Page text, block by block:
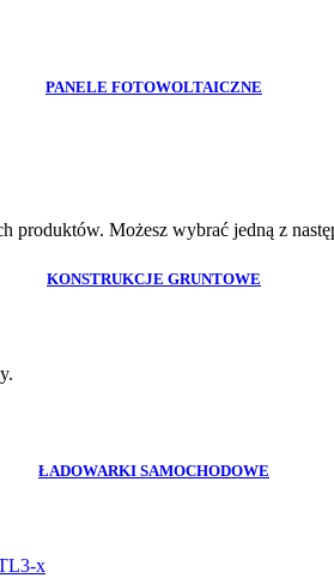
PANELE FOTOWOLTAICZNE
KONSTRUKCJE GRUNTOWE
ŁADOWARKI SAMOCHODOWE
produktów. Możesz wybrać jedną z
x